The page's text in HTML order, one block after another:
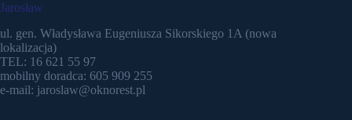
Jarosław
ul. gen. Władysława Eugeniusza Sikorskiego 1A (nowa
lokalizacja)
TEL: 16 621 55 97
mobilny doradca: 605 909 255
e-mail: jaroslaw@oknorest.pl